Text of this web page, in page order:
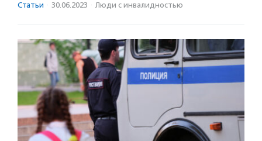
Статьи · 30.06.2023 · Люди с инвалидностью